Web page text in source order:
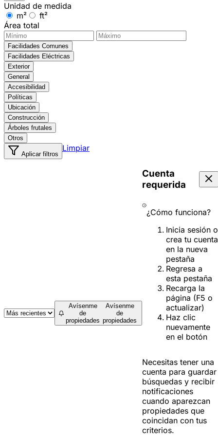
Unidad de medida
m²
ft²
Área total
Facilidades Comunes
Facilidades Eléctricas
Exterior
General
Accesibilidad
Políticas
Ubicación
Construcción
Árboles frutales
Otros
Aplicar filtros
Limpiar
Avísenme
de
propiedades
Avísenme
de
propiedades
Cuenta
requerida
¿Cómo funciona?
Inicia sesión o
crea tu cuenta
en la nueva
pestaña
Regresa a
esta pestaña
Recarga la
página (F5 o
actualizar)
Haz clic
nuevamente
en el botón
Necesitas tener una
cuenta para guardar
búsquedas y recibir
notificaciones
cuando aparezcan
propiedades que
coincidan con tus
criterios.